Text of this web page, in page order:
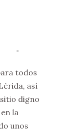
todos
así
digno
la
unos